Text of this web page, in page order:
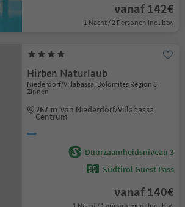
vanaf 142€
1 Nacht / 2 Personen Incl. btw
Hirben Naturlaub
Niederdorf/Villabassa, Dolomites Region 3
Zinnen
267 m van Niederdorf/Villabassa
Centrum
Duurzaamheidsniveau 3
Südtirol Guest Pass
vanaf 140€